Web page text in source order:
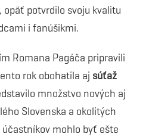
potvrdilo svoju kvalitu
i fanúšikmi.
Romana Pagáča pripravili
rok obohatila aj súťaž
množstvo nových aj
Slovenska a okolitých
mohlo byť ešte